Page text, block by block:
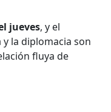
jueves, y el
y la diplomacia son
fluya de